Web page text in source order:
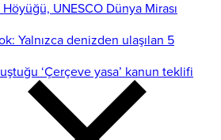
UNESCO Dünya Mirası
Yalnızca denizden ulaşılan 5
‘Çerçeve yasa’ kanun teklifi